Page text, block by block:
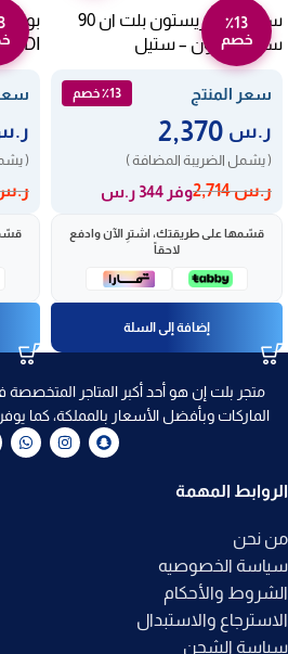
٪13
خصم
سطح غاز اريستون بلت ان 90
سم – 5 عيون – ستيل
Pk951tghsa
سعر المنتج
٪13 خصم
ر.س
( يشمل الضريبة المضافة )
ر.س2,714 وفر 344 ر.س
قسّمها على طريقتك، اشترِ الآن وادفع
لاحقاً
إضافة إلى السلة
سعر
(
متجر بلت إن هو أحد أكبر المتاجر
الماركات وبأفضل الأسعار بالمملكة، كما
الروابط المهمة
من نحن
سياسة الخصوصيه
الشروط والأحكام
الاسترجاع والاستبدال
سياسة الشحن